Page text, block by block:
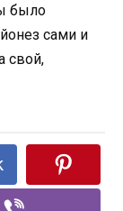
было
сами и
свой,